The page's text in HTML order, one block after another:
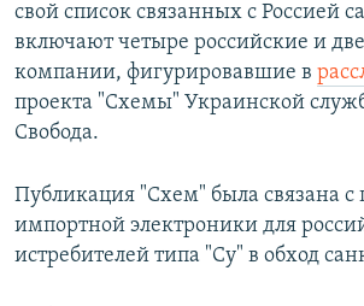
свой список связанных с Россией
включают четыре российские и
компании, фигурировавшие в
проекта "Схемы" Украинской
Свобода.
Публикация "Схем" была связана с
импортной электроники для
истребителей типа "Су" в обход